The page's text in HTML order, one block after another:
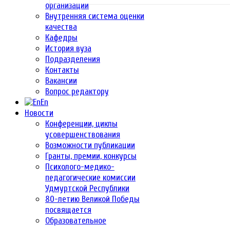
организации
Внутренняя система оценки
качества
Кафедры
История вуза
Подразделения
Контакты
Вакансии
Вопрос редактору
En
Новости
Конференции, циклы
усовершенствования
Возможности публикации
Гранты, премии, конкурсы
Психолого-медико-
педагогические комиссии
Удмуртской Республики
80-летию Великой Победы
посвящается
Образовательное